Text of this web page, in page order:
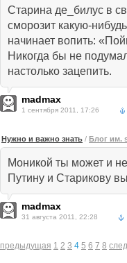
Старина де_билус в
сморозит какую-
начинает вопить:
Никогда бы не
настолько зацепить.
madmax
1 сентября 2011, 17:26
Нужно и важно знать / Блог им.
Моникой ты может и
Путину и Старикову
madmax
31 августа 2011, 22:28
предыдущая 1 2 3 4 5 6 7 8